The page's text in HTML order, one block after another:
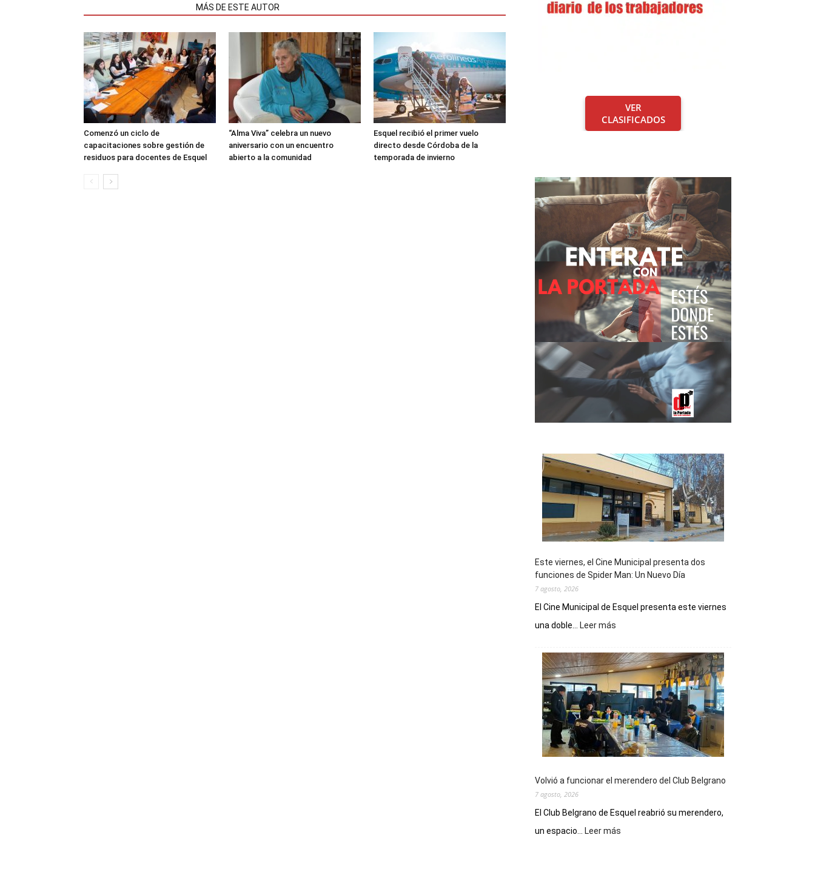
MÁS DE ESTE AUTOR
Comenzó un ciclo de
capacitaciones sobre gestión de
residuos para docentes de Esquel
“Alma Viva” celebra un nuevo
aniversario con un encuentro
abierto a la comunidad
Esquel recibió el primer vuelo
directo desde Córdoba de la
temporada de invierno
VER
CLASIFICADOS
Este viernes, el Cine Municipal presenta dos
funciones de Spider Man: Un Nuevo Día
7 agosto, 2026
El Cine Municipal de Esquel presenta este viernes
una doble...
Leer más
el
Cine
Municipal
presenta
dos
funciones
de
Spider
Un
Volvió a funcionar el merendero del Club Belgrano
7 agosto, 2026
El Club Belgrano de Esquel reabrió su merendero,
un espacio...
Leer más